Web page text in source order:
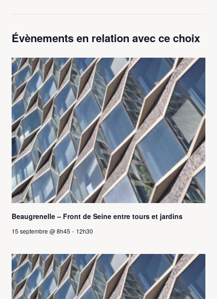
Évènements en relation avec ce choix
Beaugrenelle – Front de Seine entre tours et jardins
15 septembre @ 8h45 - 12h30